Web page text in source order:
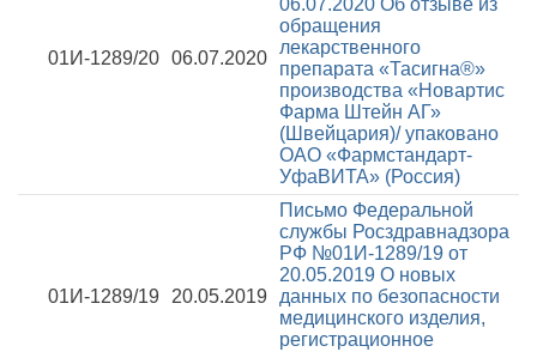
01И-1289/20 06.07.2020
06.07.2020 Об отзыве из
обращения
лекарственного
препарата «Тасигна®»
производства «Новартис
Фарма Штейн АГ»
(Швейцария)/ упаковано
ОАО «Фармстандарт-
УфаВИТА» (Россия)
01И-1289/19 20.05.2019
Письмо Федеральной
службы Росздравнадзора
РФ №01И-1289/19 от
20.05.2019 О новых
данных по безопасности
медицинского изделия,
регистрационное